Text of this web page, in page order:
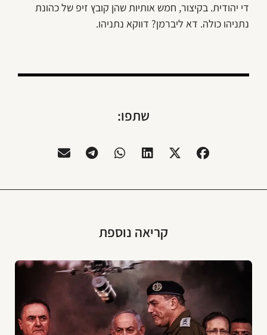
די יהודית. בקיצור, חמש אותיות שהן קובץ זיפ של כהונת
נתניהו כולה. דא ליברמן? דווקא נתניהו.
שתפו:
קריאה נוספת